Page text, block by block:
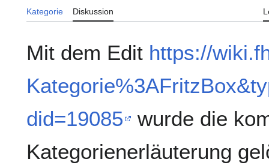
Kategorie Diskussion
Mit dem Edit https://
did=19085
wurde die
Kategorienerläuterung